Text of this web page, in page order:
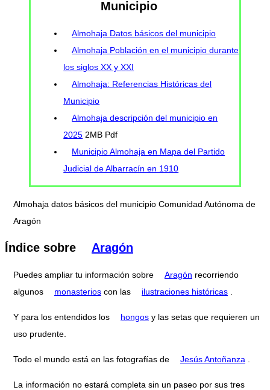
Municipio
Almohaja Datos básicos del municipio
Almohaja Población en el municipio durante
los siglos XX y XXI
Almohaja: Referencias Históricas del
Municipio
Almohaja descripción del municipio en
2025 2MB Pdf
Municipio Almohaja en Mapa del Partido
Judicial de Albarracín en 1910
Almohaja datos básicos del municipio Comunidad Autónoma de
Aragón
Índice sobre Aragón
Puedes ampliar tu información sobre Aragón recorriendo
algunos
monasterios con las ilustraciones históricas
Y para los entendidos los hongos y las setas que requieren un
uso prudente.
Todo el mundo está en las fotografías de Jesús Antoñanza
La información no estará completa sin un paseo por sus tres